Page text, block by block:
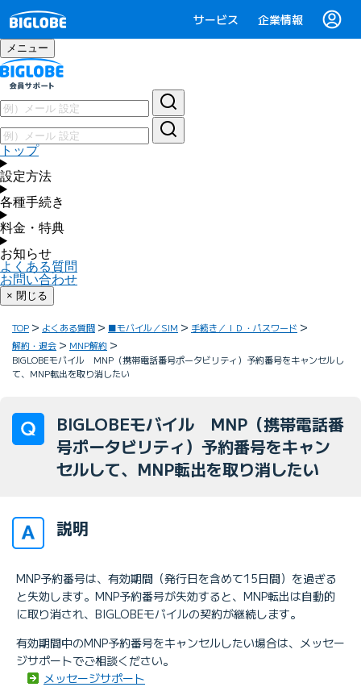
サービス 企業情報
メニュー
トップ
設定方法
各種手続き
料金・特典
お知らせ
よくある質問
お問い合わせ
× 閉じる
TOP よくある質問 ■モバイル／SIM
手続き／ＩＤ・パスワード
解約・退会
MNP解約
BIGLOBEモバイル MNP（携帯電話番号ポータビリティ）予約番号をキャンセルし
て、MNP転出を取り消したい
BIGLOBEモバイル MNP（携帯電話番
号ポータビリティ）予約番号をキャン
セルして、MNP転出を取り消したい
説明
MNP予約番号は、有効期間（発行日を含めて15日間）を過ぎる
と失効します。MNP予約番号が失効すると、MNP転出は自動的
に取り消され、BIGLOBEモバイルの契約が継続します。
有効期間中のMNP予約番号をキャンセルしたい場合は、メッセー
ジサポートでご相談ください。
メッセージサポート